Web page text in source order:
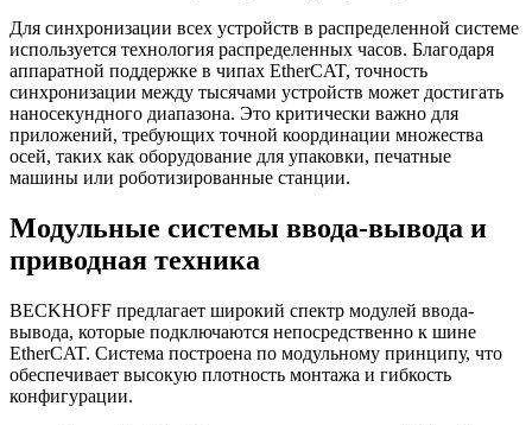
Для синхронизации всех устройств в распределенной системе
используется технология распределенных часов. Благодаря
аппаратной поддержке в чипах EtherCAT, точность
синхронизации между тысячами устройств может достигать
наносекундного диапазона. Это критически важно для
приложений, требующих точной координации множества
осей, таких как оборудование для упаковки, печатные
машины или роботизированные станции.
Модульные системы ввода-вывода и
приводная техника
BECKHOFF предлагает широкий спектр модулей ввода-
вывода, которые подключаются непосредственно к шине
EtherCAT. Система построена по модульному принципу, что
обеспечивает высокую плотность монтажа и гибкость
конфигурации.